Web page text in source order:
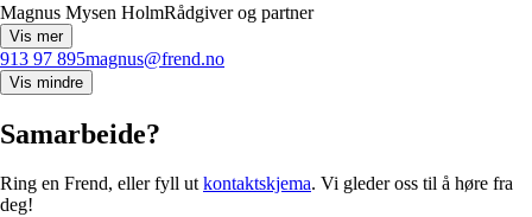
Magnus Mysen HolmRådgiver og partner
Vis mer
913 97 895magnus@frend.no
Vis mindre
Samarbeide?
Ring en Frend, eller fyll utkontaktskjema. Vi gleder oss til å høre fra
deg!